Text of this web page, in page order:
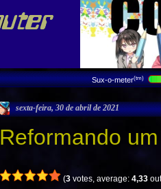
Sux-o-meter(tm)
sexta-feira, 30 de abril de 2021
Reformando
(3 votes, average:4,33